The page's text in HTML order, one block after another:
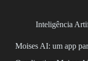
Inteligência
Moises AI: um app